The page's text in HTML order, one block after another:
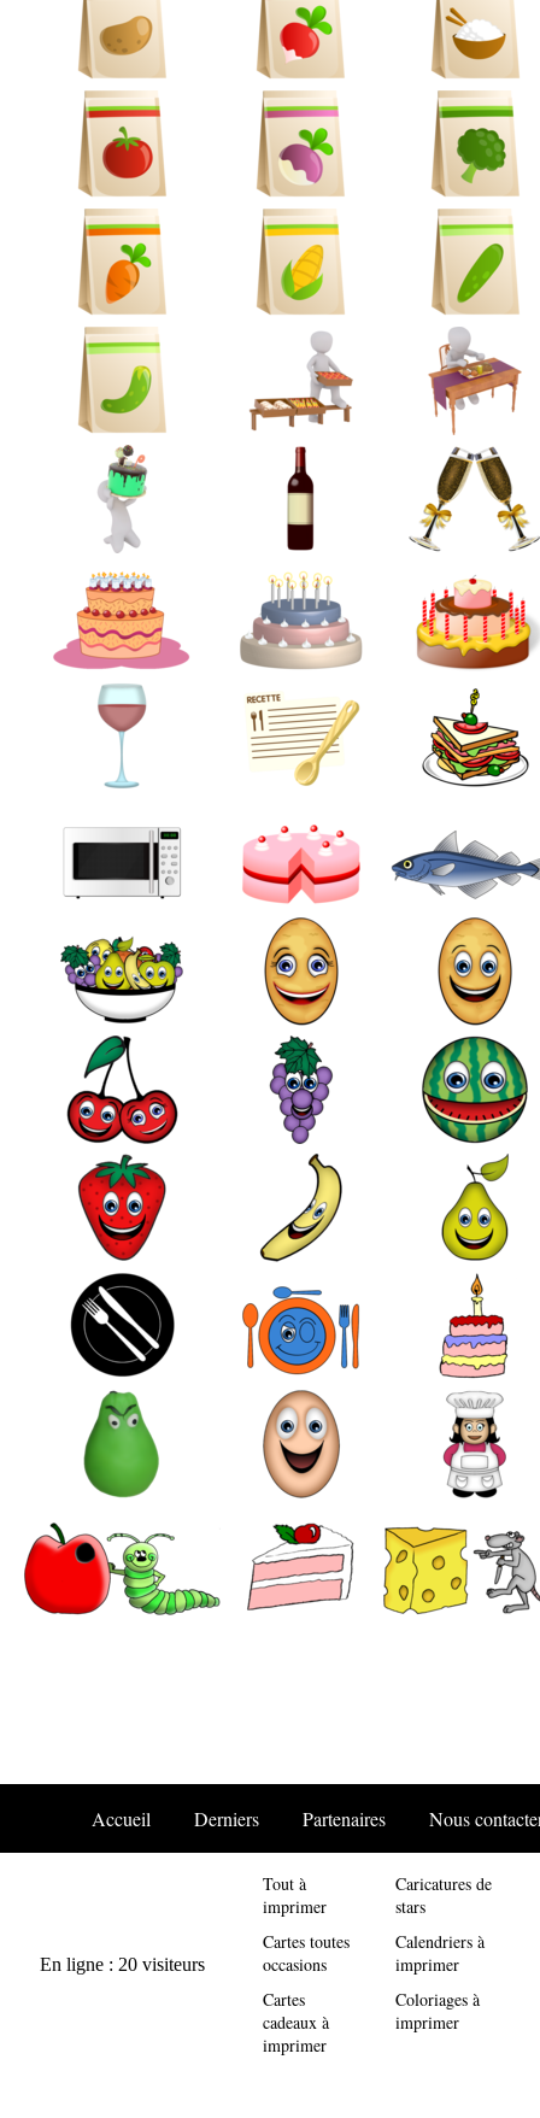
Accueil Derniers Partenaires Nous
Tout à
imprimer
Cartes toutes
occasions
Cartes
cadeaux à
imprimer
Caricatures de
stars
Calendriers à
imprimer
Coloriages à
imprimer